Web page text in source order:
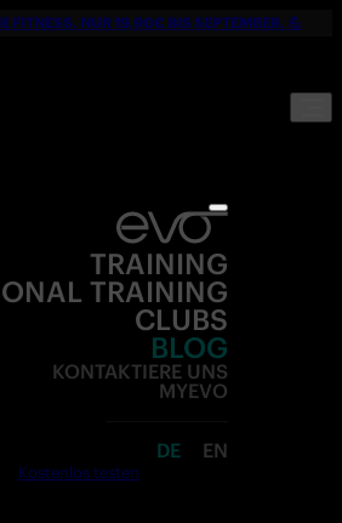
FITNESS. NUR 19,90€ BIS SEPTEMBER. 💪
TRAINING
TRAINING
CLUBS
BLOG
KONTAKTIERE UNS
MYEVO
DE EN
Kostenlos testen